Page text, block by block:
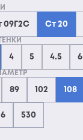
09Г2С Ст 20
4 5 4.5 6
89 102 108
530